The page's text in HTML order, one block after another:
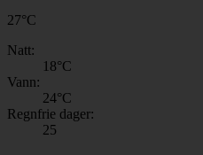
27°C
Natt:
18°C
Vann:
24°C
Regnfrie dager:
25